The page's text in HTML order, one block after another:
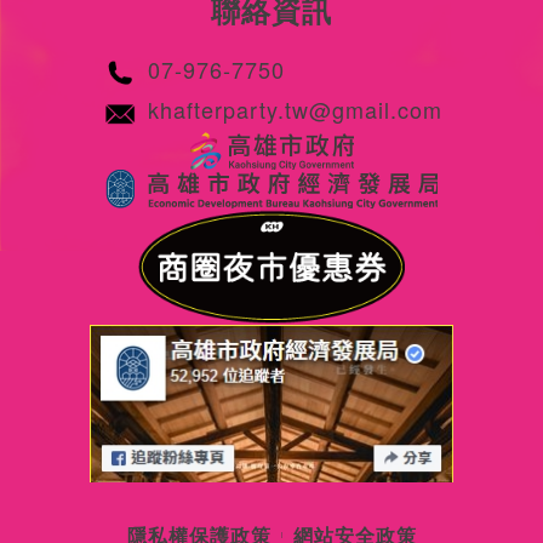
聯絡資訊
07-976-7750
khafterparty.tw@gmail.com
隱私權保護政策 | 網站安全政策